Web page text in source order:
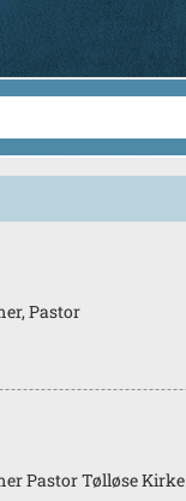
Pastor
Pastor Tølløse Kirke